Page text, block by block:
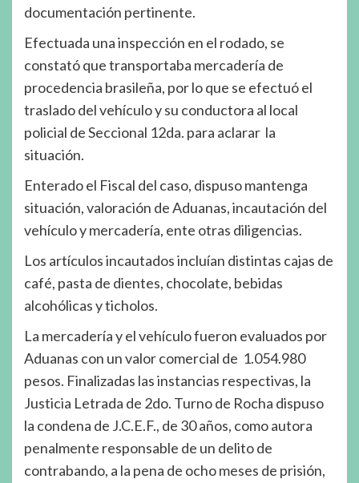
documentación pertinente.
Efectuada una inspección en el rodado, se
constató que transportaba mercadería de
procedencia brasileña, por lo que se efectuó el
traslado del vehículo y su conductora al local
policial de Seccional 12da. para aclarar la
situación.
Enterado el Fiscal del caso, dispuso mantenga
situación, valoración de Aduanas, incautación del
vehículo y mercadería, ente otras diligencias.
Los artículos incautados incluían distintas cajas de
café, pasta de dientes, chocolate, bebidas
alcohólicas y ticholos.
La mercadería y el vehículo fueron evaluados por
Aduanas con un valor comercial de 1.054.980
pesos. Finalizadas las instancias respectivas, la
Justicia Letrada de 2do. Turno de Rocha dispuso
la condena de J.C.E.F., de 30 años, como autora
penalmente responsable de un delito de
contrabando, a la pena de ocho meses de prisión,